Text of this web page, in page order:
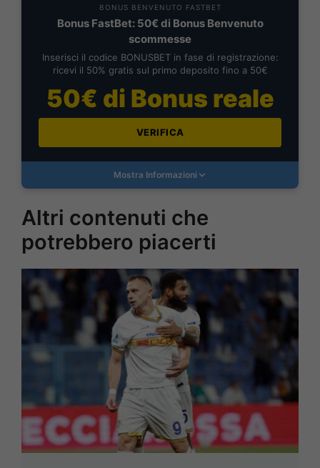
BONUS BENVENUTO FASTBET
Bonus FastBet: 50€ di Bonus Benvenuto
scommesse
Inserisci il codice BONUSBET in fase di registrazione:
ricevi il 50% gratis sul primo deposito fino a 50€
50€ di Bonus reale
VERIFICA
Mostra Informazioni
Altri contenuti che
potrebbero piacerti